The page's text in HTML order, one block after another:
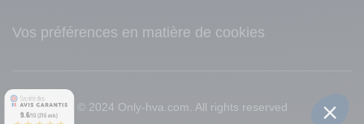
Vos préférences en matière de cookies
© 2024 Only-hva.com. All rights reserved
9.6/10 (216 avis)